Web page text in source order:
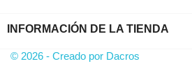
INFORMACIÓN DE LA TIENDA
© 2026 - Creado por Dacros